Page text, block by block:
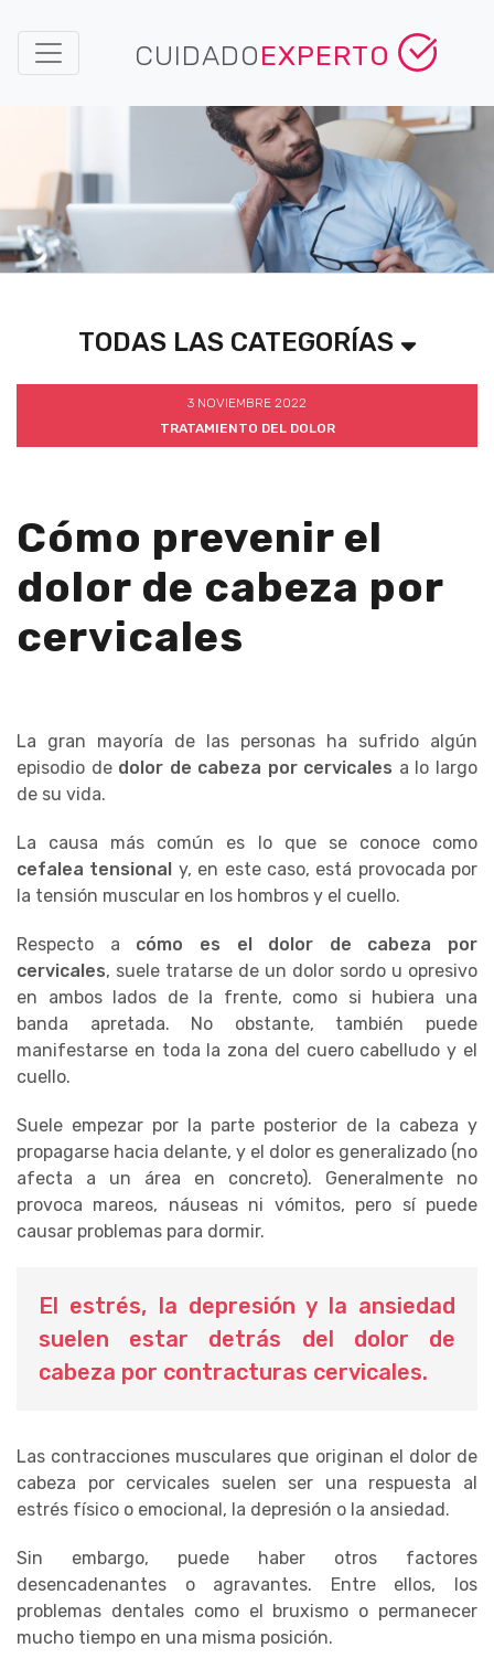
CUIDADOEXPERTO
TODAS LAS CATEGORÍAS
3 NOVIEMBRE 2022
TRATAMIENTO DEL DOLOR
Cómo prevenir el
dolor de cabeza por
cervicales
La gran mayoría de las personas ha sufrido algún
episodio de dolor de cabeza por cervicales a lo largo
de su vida.
La causa más común es lo que se conoce como
cefalea tensional y, en este caso, está provocada por
la tensión muscular en los hombros y el cuello.
Respecto a cómo es el dolor de cabeza por
cervicales, suele tratarse de un dolor sordo u opresivo
en ambos lados de la frente, como si hubiera una
banda apretada. No obstante, también puede
manifestarse en toda la zona del cuero cabelludo y el
cuello.
Suele empezar por la parte posterior de la cabeza y
propagarse hacia delante, y el dolor es generalizado (no
afecta a un área en concreto). Generalmente no
provoca mareos, náuseas ni vómitos, pero sí puede
causar problemas para dormir.
El estrés, la depresión y la ansiedad
suelen estar detrás del dolor de
cabeza por contracturas cervicales.
Las contracciones musculares que originan el dolor de
cabeza por cervicales suelen ser una respuesta al
estrés físico o emocional, la depresión o la ansiedad.
Sin embargo, puede haber otros factores
desencadenantes o agravantes. Entre ellos, los
problemas dentales como el bruxismo o permanecer
mucho tiempo en una misma posición.